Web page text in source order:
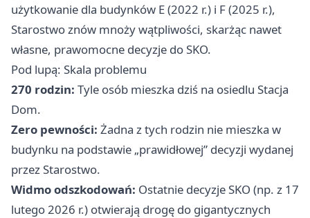
użytkowanie dla budynków E (2022 r.) i F (2025 r.),
Starostwo znów mnoży wątpliwości, skarżąc nawet
własne, prawomocne decyzje do SKO.
Pod lupą: Skala problemu
270 rodzin: Tyle osób mieszka dziś na osiedlu Stacja
Dom.
Zero pewności: Żadna z tych rodzin nie mieszka w
budynku na podstawie „prawidłowej” decyzji wydanej
przez Starostwo.
Widmo odszkodowań: Ostatnie decyzje SKO (np. z 17
lutego 2026 r.) otwierają drogę do gigantycznych